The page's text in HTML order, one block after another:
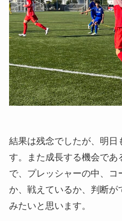
結果は残念でしたが、明日
す。また成長する機会であ
で、プレッシャーの中、コ
か、戦えているか、判断が
みたいと思います。